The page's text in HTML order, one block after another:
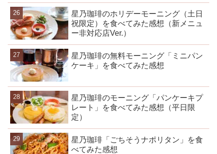
星乃珈琲のホリデーモーニング（土日
祝限定）を食べてみた感想（新メニュ
ー非対応店Ver.）
星乃珈琲の無料モーニング「ミニパン
ケーキ」を食べてみた感想
星乃珈琲のモーニング「パンケーキプ
レート」を食べてみた感想（平日限
定）
星乃珈琲「ごちそうナポリタン」を食
べてみた感想